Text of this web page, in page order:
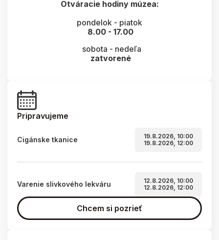
Otváracie hodiny múzea:
pondelok - piatok
8.00 - 17.00
sobota - nedeľa
zatvorené
Pripravujeme
Cigánske tkanice
19.8.2026, 10:00
19.8.2026, 12:00
Varenie slivkového lekváru
12.8.2026, 10:00
12.8.2026, 12:00
Chcem si pozrieť